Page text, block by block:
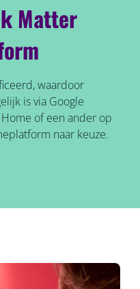
Matter
waardoor
is via Google
of een ander op
naar keuze.